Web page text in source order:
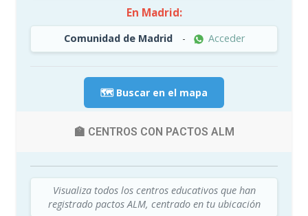
En Madrid:
Comunidad de Madrid - Acceder
🗺️ Buscar en el mapa
🏫 CENTROS CON PACTOS ALM
Visualiza todos los centros educativos que han
registrado pactos ALM, centrado en tu ubicación